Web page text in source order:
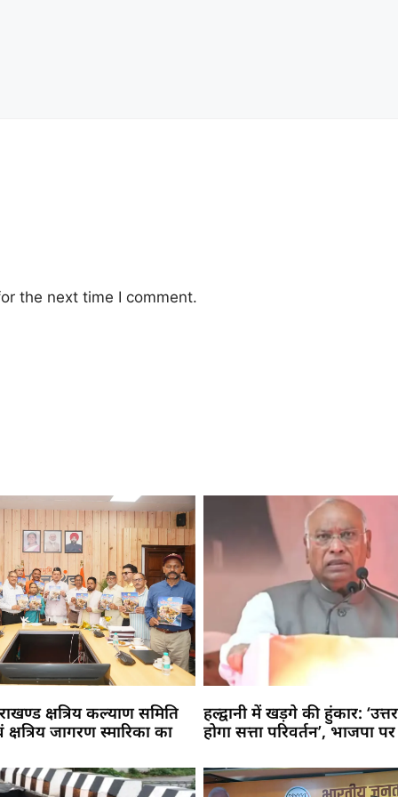
the next time I comment.
क्षत्रिय कल्याण समिति
जागरण स्मारिका का
हल्द्वानी में खड़गे की हुंकार:
होगा सत्ता परिवर्तन’, भाजपा